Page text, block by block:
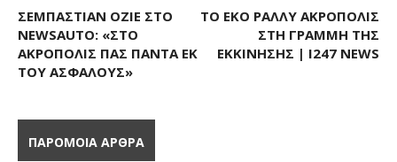
ΣΕΜΠΑΣΤΙΆΝ ΟΖΙΈ ΣΤΟ
NEWSAUTO: «ΣΤΟ
ΑΚΡΌΠΟΛΙΣ ΠΑΣ ΠΆΝΤΑ ΕΚ
ΤΟΥ ΑΣΦΑΛΟΎΣ»
ΤΟ ΕΚΟ ΡΆΛΛΥ ΑΚΡΌΠΟΛΙΣ
ΣΤΗ ΓΡΑΜΜΉ ΤΗΣ
ΕΚΚΊΝΗΣΗΣ | I247 NEWS
ΠΑΡΟΜΟΙΑ ΑΡΘΡΑ